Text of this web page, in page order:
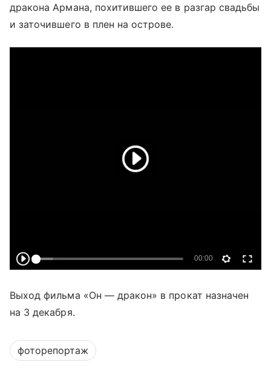
дракона Армана, похитившего ее в разгар свадьбы
и заточившего в плен на острове.
Выход фильма «Он — дракон» в прокат назначен
на 3 декабря.
фоторепортаж